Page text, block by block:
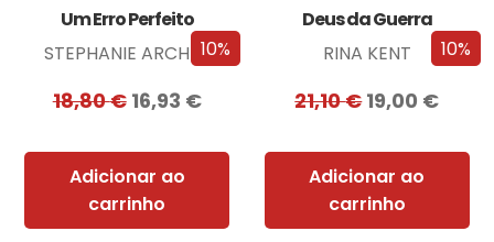
10%
Um Erro Perfeito
STEPHANIE ARCHER
18,80€ 16,93 €
Adicionar ao
carrinho
10%
Deus da Guerra
RINA KENT
21,10€19,00 €
Adicionar ao
carrinho